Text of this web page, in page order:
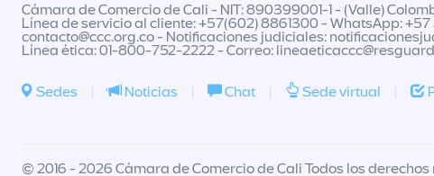
Cámara de Comercio de Cali - NIT: 890399001-1 - (Valle)
Línea de servicio al cliente: +57(602) 8861300 - WhatsApp: +57
contacto@ccc.org.co- Notificaciones judiciales:
Línea ética: 01-800-752-2222 - Correo:
Sedes | Noticias | Chat | Sede virtual |
© 2016 - 2026 Cámara de Comercio de Cali Todos los